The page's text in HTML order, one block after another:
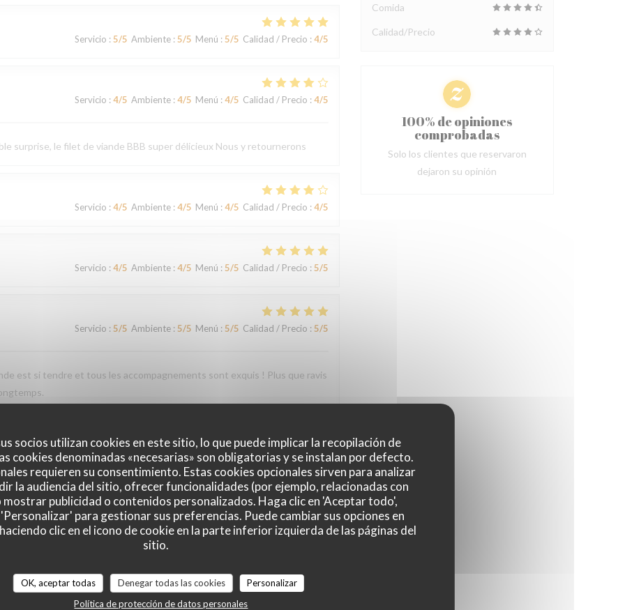
socios utilizan cookies en este sitio, lo que puede implicar la recopilación de
cookies denominadas «necesarias» son obligatorias y se instalan por defecto.
requieren su consentimiento. Estas cookies opcionales sirven para analizar
la audiencia del sitio, ofrecer funcionalidades (por ejemplo, relacionadas con
mostrar publicidad o contenidos personalizados. Haga clic en 'Aceptar todo',
para gestionar sus preferencias. Puede cambiar sus opciones en
clic en el icono de cookie en la parte inferior izquierda de las páginas del
sitio.
OK, aceptar todas Denegar todas las cookies
Personalizar
Política de protección de datos personales
Servicio : 5/5 Ambiente: 5/5 Menú : 5/5 Calidad / Precio : 4/5
Servicio : 4/5 Ambiente: 4/5 Menú : 4/5 Calidad / Precio : 4/5
surprise, le filet de viande BBB super délicieux Nous y retournerons
Servicio : 4/5 Ambiente: 4/5 Menú : 4/5 Calidad / Precio : 4/5
Servicio : 4/5 Ambiente: 4/5 Menú : 5/5 Calidad / Precio : 5/5
Servicio : 5/5 Ambiente: 5/5 Menú : 5/5 Calidad / Precio : 5/5
est si tendre et tous les accompagnements sont exquis ! Plus que ravis
Servicio :4/5 Ambiente: 4 /5 Menú : 5/5 Calidad / Precio: 4/5
Servicio:4/5 Ambiente :4/5 Menú:4/5 Calidad / Precio:4/5
Servicio :4/5 Ambiente:4/5 Menú:5/5 Calidad / Precio
Comida
Calidad/Precio
100% de opiniones
comprobadas
Solo los clientes que reservaron
dejaron su opinión